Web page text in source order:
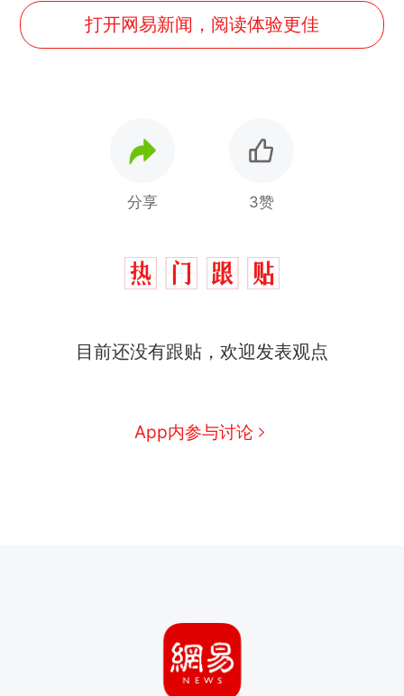
打开网易新闻，阅读体验更佳
分享 3赞
目前还没有跟贴，欢迎发表观点
App内参与讨论